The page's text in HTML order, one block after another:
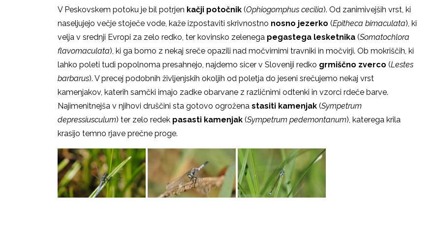
V Peskovskem potoku je bil potrjen kačji potočnik (Ophiogomphus cecilia). Od zanimivejših vrst, ki
naseljujejo večje stoječe vode, kaže izpostaviti skrivnostno nosno jezerko (Epitheca bimaculata), ki
velja v srednji Evropi za zelo redko, ter kovinsko zelenega pegastega lesketnika (Somatochlora
flavomaculata), ki ga bomo z nekaj sreče opazili nad močvirnimi travniki in močvirji. Ob mokriščih, ki
lahko poleti tudi popolnoma presahnejo, najdemo sicer v Sloveniji redko grmiščno zverco (Lestes
barbarus). V precej podobnih življenjskih okoljih od poletja do jeseni srečujemo nekaj vrst
kamenjakov, katerih samčki imajo zadke obarvane z različnimi odtenki in vzorci rdeče barve.
Najimenitnejša v njihovi druščini sta gotovo ogrožena stasiti kamenjak (Sympetrum
depressiusculum) ter zelo redek pasasti kamenjak (Sympetrum pedemontanum), katerega krila
krasijo temno rjave prečne proge.